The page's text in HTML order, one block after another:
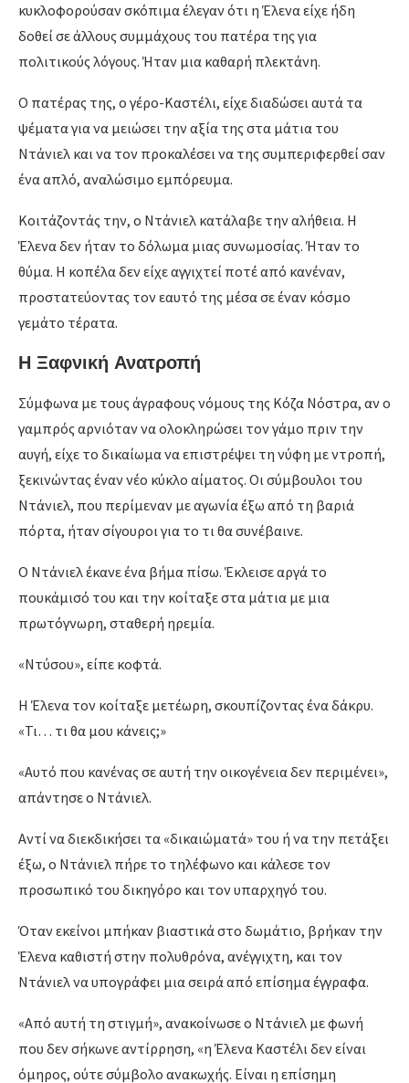
κυκλοφορούσαν σκόπιμα έλεγαν ότι η Έλενα είχε ήδη
δοθεί σε άλλους συμμάχους του πατέρα της για
πολιτικούς λόγους. Ήταν μια καθαρή πλεκτάνη.
Ο πατέρας της, ο γέρο-Καστέλι, είχε διαδώσει αυτά τα
ψέματα για να μειώσει την αξία της στα μάτια του
Ντάνιελ και να τον προκαλέσει να της συμπεριφερθεί σαν
ένα απλό, αναλώσιμο εμπόρευμα.
Κοιτάζοντάς την, ο Ντάνιελ κατάλαβε την αλήθεια. Η
Έλενα δεν ήταν το δόλωμα μιας συνωμοσίας. Ήταν το
θύμα. Η κοπέλα δεν είχε αγγιχτεί ποτέ από κανέναν,
προστατεύοντας τον εαυτό της μέσα σε έναν κόσμο
γεμάτο τέρατα.
Η Ξαφνική Ανατροπή
Σύμφωνα με τους άγραφους νόμους της Κόζα Νόστρα, αν ο
γαμπρός αρνιόταν να ολοκληρώσει τον γάμο πριν την
αυγή, είχε το δικαίωμα να επιστρέψει τη νύφη με ντροπή,
ξεκινώντας έναν νέο κύκλο αίματος. Οι σύμβουλοι του
Ντάνιελ, που περίμεναν με αγωνία έξω από τη βαριά
πόρτα, ήταν σίγουροι για το τι θα συνέβαινε.
Ο Ντάνιελ έκανε ένα βήμα πίσω. Έκλεισε αργά το
πουκάμισό του και την κοίταξε στα μάτια με μια
πρωτόγνωρη, σταθερή ηρεμία.
«Ντύσου», είπε κοφτά.
Η Έλενα τον κοίταξε μετέωρη, σκουπίζοντας ένα δάκρυ.
«Τι… τι θα μου κάνεις;»
«Αυτό που κανένας σε αυτή την οικογένεια δεν περιμένει»,
απάντησε ο Ντάνιελ.
Αντί να διεκδικήσει τα «δικαιώματά» του ή να την πετάξει
έξω, ο Ντάνιελ πήρε το τηλέφωνο και κάλεσε τον
προσωπικό του δικηγόρο και τον υπαρχηγό του.
Όταν εκείνοι μπήκαν βιαστικά στο δωμάτιο, βρήκαν την
Έλενα καθιστή στην πολυθρόνα, ανέγγιχτη, και τον
Ντάνιελ να υπογράφει μια σειρά από επίσημα έγγραφα.
«Από αυτή τη στιγμή», ανακοίνωσε ο Ντάνιελ με φωνή
που δεν σήκωνε αντίρρηση, «η Έλενα Καστέλι δεν είναι
όμηρος, ούτε σύμβολο ανακωχής. Είναι η επίσημη